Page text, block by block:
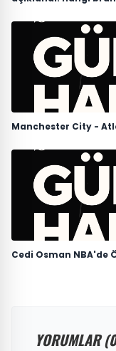
Manchester City -
Cedi Osman NBA'de
YORUMLAR